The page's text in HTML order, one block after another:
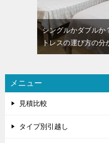
シングルかダブルか
トレスの運び方の分
メニュー
見積比較
タイプ別引越し